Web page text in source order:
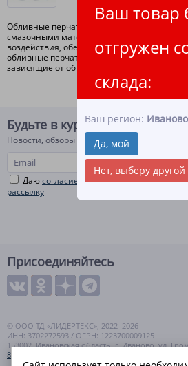
Ваш товар
отгружен
склада:
Ваш регион: Иваново
Да, мой
Нет, выберу другой
Обливные перчатки используются для
смазочными материалами, маслами и
воздействия, обеспечивая надежный
обливные перчатки оптом, то мы готовы
зависящие от объема вашей покупки.
Будьте в курсе!
Новости, обзоры и акции
Даюсогласие на рекламную и
рассылку
Присоединяйтесь
© ООО ТД «ЛИДЕРТЕКС», 2022–2026
ИНН: 3702272593 / ОГРН: 1223700009125
153002, Ивановская область, г. Иваново, ул.
8 (800) 550-99-57